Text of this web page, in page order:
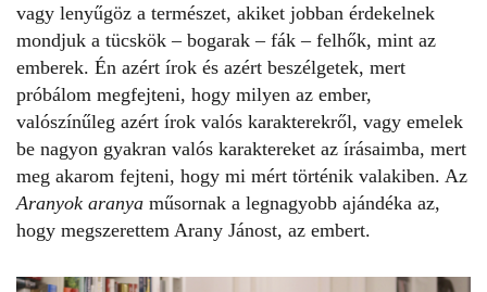
vagy lenyűgöz a természet, akiket jobban érdekelnek
mondjuk a tücskök – bogarak – fák – felhők, mint az
emberek. Én azért írok és azért beszélgetek, mert
próbálom megfejteni, hogy milyen az ember,
valószínűleg azért írok valós karakterekről, vagy emelek
be nagyon gyakran valós karaktereket az írásaimba, mert
meg akarom fejteni, hogy mi mért történik valakiben. Az
Aranyok aranya műsornak a legnagyobb ajándéka az,
hogy megszerettem Arany Jánost, az embert.